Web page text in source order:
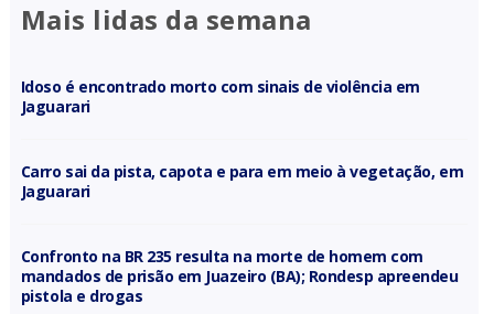
Mais lidas da semana
Idoso é encontrado morto com sinais de violência em
Jaguarari
Carro sai da pista, capota e para em meio à vegetação, em
Jaguarari
Confronto na BR 235 resulta na morte de homem com
mandados de prisão em Juazeiro (BA); Rondesp apreendeu
pistola e drogas